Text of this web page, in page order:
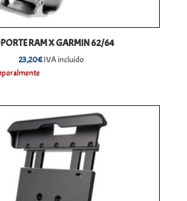
RAM X GARMIN 62/64
23,20€IVA incluido